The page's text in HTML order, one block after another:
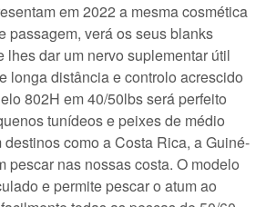
em 2022 a mesma cosmética
passagem, verá os seus blanks
lhes dar um nervo suplementar útil
longa distância e controlo acrescido
802H em 40/50lbs será perfeito
tunídeos e peixes de médio
destinos como a Costa Rica, a Guiné-
pescar nas nossas costa. O modelo
e permite pescar o atum ao